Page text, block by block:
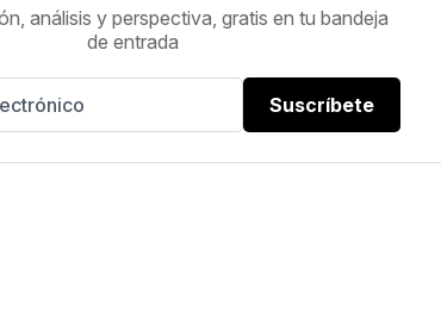
análisis y perspectiva, gratis en tu bandeja
de entrada
Suscríbete